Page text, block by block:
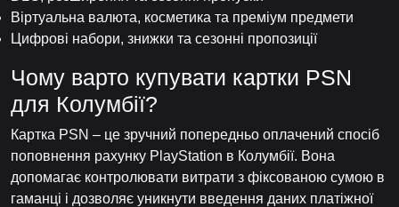
Віртуальна валюта, косметика та преміум предмети
Цифрові набори, знижки та сезонні пропозиції
Чому варто купувати картки PSN
для Колумбії?
Картка PSN – це зручний попередньо оплачений спосіб
поповнення рахунку PlayStation в Колумбії. Вона
допомагає контролювати витрати з фіксованою сумою в
гаманці і дозволяє уникнути введення даних платіжної